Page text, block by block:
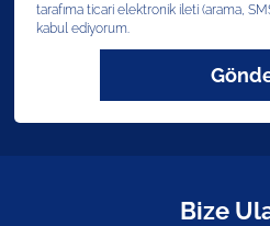
tarafıma ticari elektronik ileti (arama,
kabul ediyorum.
Bize